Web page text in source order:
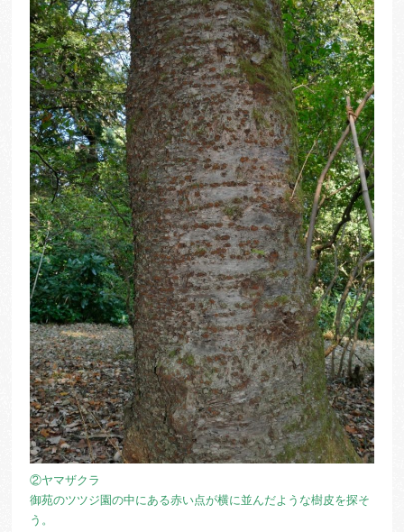
②ヤマザクラ
御苑のツツジ園の中にある赤い点が横に並んだような樹皮を探そ
う。